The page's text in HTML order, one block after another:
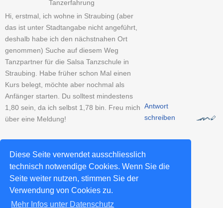
Diese Seite verwendet ausschliesslich
technisch notwendige Cookies. Wenn Sie die
Seite weiter nutzen, stimmen Sie der
Verwendung von Cookies zu.
Mehr Infos unter Datenschutz
Tanzerfahrung
Hi, erstmal, ich wohne in Straubing (aber
das ist unter Stadtangabe nicht angeführt,
deshalb habe ich den nächstnahen Ort
genommen) Suche auf diesem Weg
Tanzpartner für die Salsa Tanzschule in
Straubing. Habe früher schon Mal einen
Kurs belegt, möchte aber nochmal als
Anfänger starten. Du solltest mindestens
1,80 sein, da ich selbst 1,78 bin. Freu mich
über eine Meldung!
Antwort
schreiben
Tanzpartner-Sucheintrag erstellen >>
Weitere Salsa-Städte >>